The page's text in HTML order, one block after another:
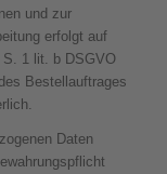
und zur
erfolgt auf
S. 1 lit. b DSGVO
Bestellauftrages
Daten